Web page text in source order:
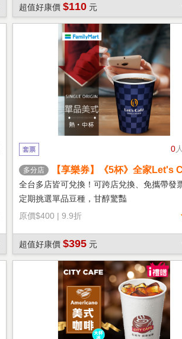
超值好康價 $110 元
0
套票
多分店
【享樂券】《5杯》全家Let's
熱單品美式(中杯)
全台多店皆可兌換！可跨店兌換、免攜帶發
定期挑選單品豆種，甘醇驚豔
原價$400 | 9.9折
超值好康價 $395 元